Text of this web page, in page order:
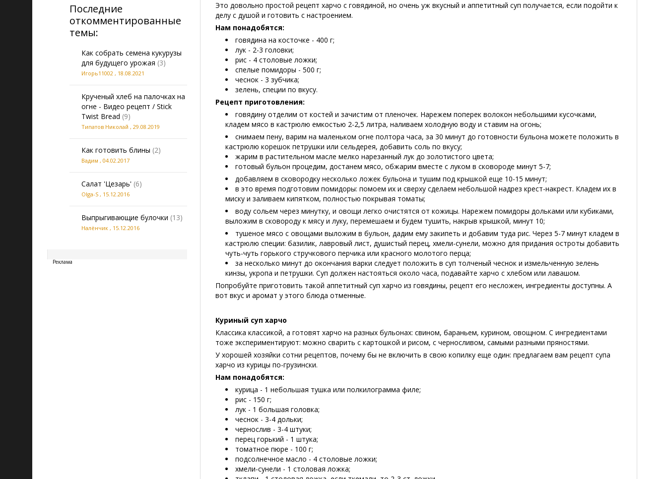
Последние
откомментированные
темы:
Как собрать семена кукурузы
для будущего урожая (3)
Игорь11002 , 18.08.2021
Крученый хлеб на палочках на
огне - Видео рецепт / Stick
Twist Bread (9)
Типатов Николай , 29.08.2019
Как готовить блины (2)
Вадим , 04.02.2017
Салат 'Цезарь' (6)
Olga-S , 15.12.2016
Выпрыгивающие булочки (13)
Налёнчик , 15.12.2016
Реклама
Это довольно простой рецепт харчо с говядиной, но очень уж вкусный и аппетитный суп получается, если подойти к
делу с душой и готовить с настроением.
Нам понадобятся:
говядина на косточке - 400 г;
лук - 2-3 головки;
рис - 4 столовые ложки;
спелые помидоры - 500 г;
чеснок - 3 зубчика;
зелень, специи по вкусу.
Рецепт приготовления:
говядину отделим от костей и зачистим от пленочек. Нарежем поперек волокон небольшими кусочками,
кладем мясо в кастрюлю емкостью 2-2,5 литра, наливаем холодную воду и ставим на огонь;
снимаем пену, варим на маленьком огне полтора часа, за 30 минут до готовности бульона можете положить в
кастрюлю корешок петрушки или сельдерея, добавить соль по вкусу;
жарим в растительном масле мелко нарезанный лук до золотистого цвета;
готовый бульон процедим, достанем мясо, обжарим вместе с луком в сковороде минут 5-7;
добавляем в сковородку несколько ложек бульона и тушим под крышкой еще 10-15 минут;
в это время подготовим помидоры: помоем их и сверху сделаем небольшой надрез крест-накрест. Кладем их в
миску и заливаем кипятком, полностью покрывая томаты;
воду сольем через минутку, и овощи легко очистятся от кожицы. Нарежем помидоры дольками или кубиками,
выложим в сковороду к мясу и луку, перемешаем и будем тушить, накрыв крышкой, минут 10;
тушеное мясо с овощами выложим в бульон, дадим ему закипеть и добавим туда рис. Через 5-7 минут кладем в
кастрюлю специи: базилик, лавровый лист, душистый перец, хмели-сунели, можно для придания остроты добавить
чуть-чуть горького стручкового перчика или красного молотого перца;
за несколько минут до окончания варки следует положить в суп толченый чеснок и измельченную зелень
кинзы, укропа и петрушки. Суп должен настояться около часа, подавайте харчо с хлебом или лавашом.
Попробуйте приготовить такой аппетитный суп харчо из говядины, рецепт его несложен, ингредиенты доступны. А
вот вкус и аромат у этого блюда отменные.
Куриный суп харчо
Классика классикой, а готовят харчо на разных бульонах: свином, бараньем, курином, овощном. С ингредиентами
тоже экспериментируют: можно сварить с картошкой и рисом, с черносливом, самыми разными пряностями.
У хорошей хозяйки сотни рецептов, почему бы не включить в свою копилку еще один: предлагаем вам рецепт супа
харчо из курицы по-грузински.
Нам понадобятся:
курица - 1 небольшая тушка или полкилограмма филе;
рис - 150 г;
лук - 1 большая головка;
чеснок - 3-4 дольки;
чернослив - 3-4 штуки;
перец горький - 1 штука;
томатное пюре - 100 г;
подсолнечное масло - 4 столовые ложки;
хмели-сунели - 1 столовая ложка;